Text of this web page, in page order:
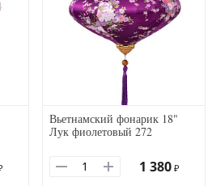
Вьетнамский фонарик 18"
Лук фиолетовый 272
1 380 ₽